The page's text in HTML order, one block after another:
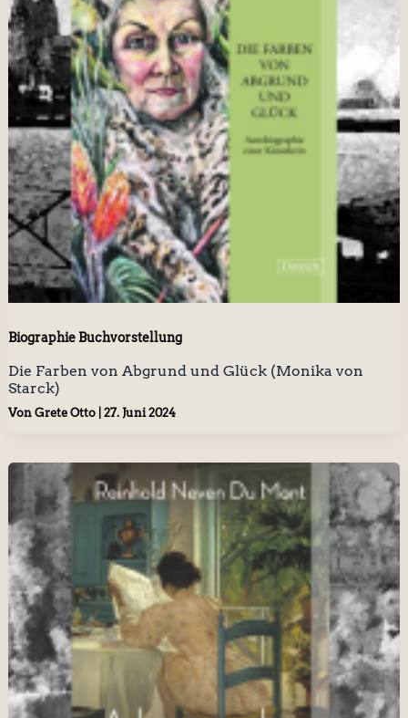
Biographie Buchvorstellung
Die Farben von Abgrund und Glück (Monika von
Starck)
Von Grete Otto 27. Juni 2024